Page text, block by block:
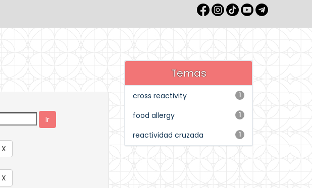
Temas
1
cross reactivity
1
food allergy
1
reactividad cruzada